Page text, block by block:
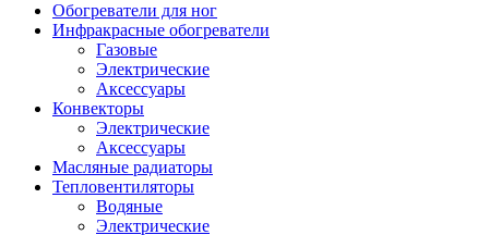
Обогреватели для ног
Инфракрасные обогреватели
Газовые
Электрические
Аксессуары
Конвекторы
Электрические
Аксессуары
Масляные радиаторы
Тепловентиляторы
Водяные
Электрические